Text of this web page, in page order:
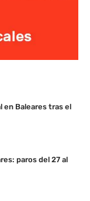
en Baleares tras el
paros del 27 al